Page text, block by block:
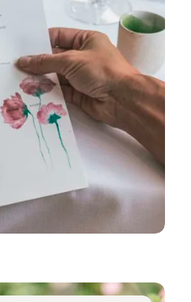
undervejs